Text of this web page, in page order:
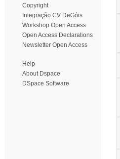
Copyright
Integração CV DeGóis
Workshop Open Access
Open Access Declarations
Newsletter Open Access
Help
About Dspace
DSpace Software